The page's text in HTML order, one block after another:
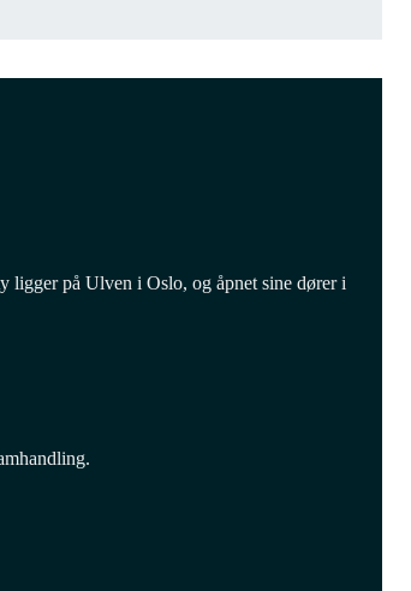
ligger på Ulven i Oslo, og åpnet sine dører i